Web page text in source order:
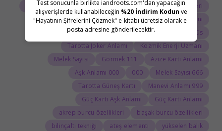
Test sonucunla birlikte iandroots.com'dan yapacağın
alışverişlerde kullanabileceğin %20 İndirim Kodun ve
"Hayatının Şifrelerini Çözmek" e-kitabı ücretsiz olarak e-
posta adresine gönderilecektir.
ThetaHealing semineri
Tarot Sembolleri
Tarot Açılımı
Jean Adrienne Arınma Sistemi
Uranüs burcu
Doğum haritasında Uranüs
Astroloji Sözlüğü
Kozmik Enerji Uzmanı
Tarotta Joker Anlamı
Azize Kartı Anlamı
111 Görmek
Melek Sayısı
666 Melek Sayısı
000
000 Aşk Anlamı
999 Manevi Anlamı
Tarotta Güneş Kartı
Güç Kartı Anlamı
Güç Kartı Aşk Anlamı
başak burcu özellikleri
akrep burcu özellikleri
yükselen balık
ateş elementi
bilinçaltı tekniği